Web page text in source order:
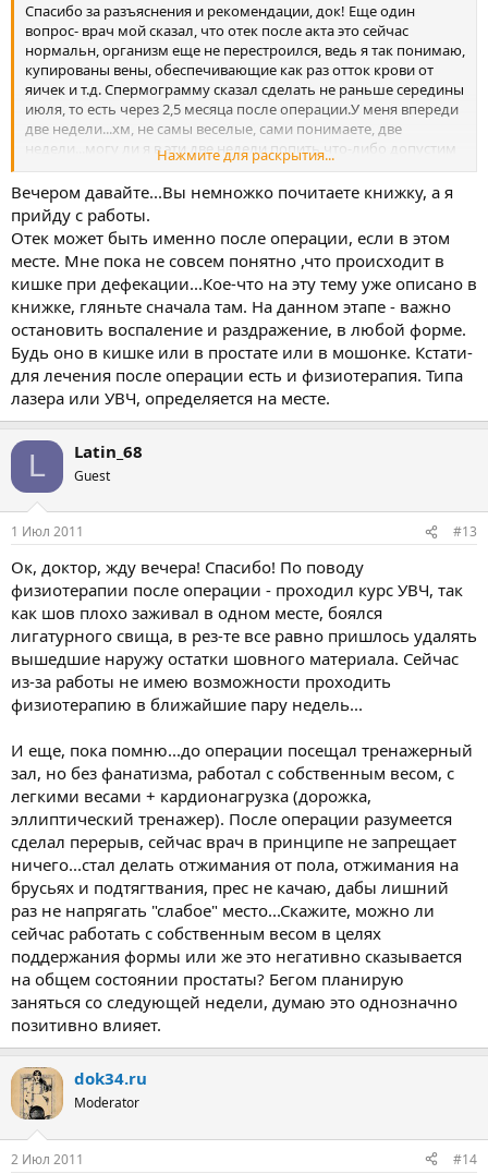
Спасибо за разъяснения и рекомендации, док! Еще один
вопрос- врач мой сказал, что отек после акта это сейчас
нормальн, организм еще не перестроился, ведь я так понимаю,
купированы вены, обеспечивающие как раз отток крови от
яичек и т.д. Спермограмму сказал сделать не раньше середины
июля, то есть через 2,5 месяца после операции.У меня впереди
две недели...хм, не самы веселые, сами понимаете, две
недели...могу ли я в эти две недели попить что-либо допустим
типа флеброа или ставить допустим витапрост свечи, ну чтобы
как-то улучшить свое нынешнее плачевное положение...не
виагру же в конце концов кушать(
Нажмите для раскрытия...
Вечером давайте...Вы немножко почитаете книжку, а я
прийду с работы.
Отек может быть именно после операции, если в этом
месте. Мне пока не совсем понятно ,что происходит в
кишке при дефекации...Кое-что на эту тему уже описано в
книжке, гляньте сначала там. На данном этапе - важно
остановить воспаление и раздражение, в любой форме.
Будь оно в кишке или в простате или в мошонке. Кстати-
для лечения после операции есть и физиотерапия. Типа
лазера или УВЧ, определяется на месте.
L Latin_68
Guest
1 Июл 2011 #13
Ок, доктор, жду вечера! Спасибо! По поводу
физиотерапии после операции - проходил курс УВЧ, так
как шов плохо заживал в одном месте, боялся
лигатурного свища, в рез-те все равно пришлось удалять
вышедшие наружу остатки шовного материала. Сейчас
из-за работы не имею возможности проходить
физиотерапию в ближайшие пару недель...
И еще, пока помню...до операции посещал тренажерный
зал, но без фанатизма, работал с собственным весом, с
легкими весами + кардионагрузка (дорожка,
эллиптический тренажер). После операции разумеется
сделал перерыв, сейчас врач в принципе не запрещает
ничего...стал делать отжимания от пола, отжимания на
брусьях и подтягтвания, прес не качаю, дабы лишний
раз не напрягать "слабое" место...Скажите, можно ли
сейчас работать с собственным весом в целях
поддержания формы или же это негативно сказывается
на общем состоянии простаты? Бегом планирую
заняться со следующей недели, думаю это однозначно
позитивно влияет.
dok34.ru
Moderator
2 Июл 2011 #14